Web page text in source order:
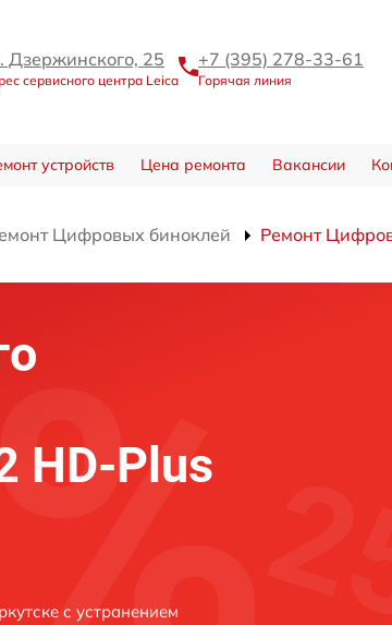
Дзержинского, 25
сервисного центра Leica
+7 (395) 278-33-61
Горячая линия
устройств Цена ремонта Вакансии
Цифровых биноклей Ремонт
HD-Plus
с устранением